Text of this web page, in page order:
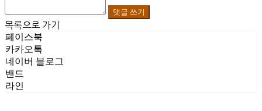
댓글 쓰기
목록으로 가기
페이스북
카카오톡
네이버 블로그
밴드
라인